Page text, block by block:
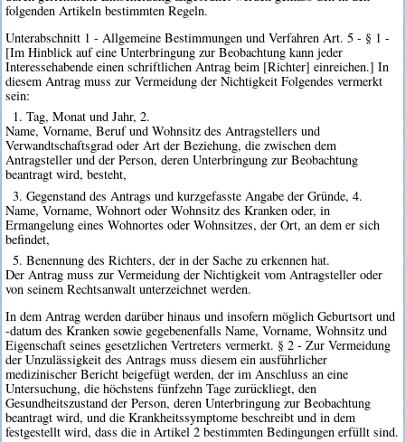
folgenden Artikeln bestimmten Regeln.
Unterabschnitt 1 - Allgemeine Bestimmungen und Verfahren Art. 5 - § 1 -
[Im Hinblick auf eine Unterbringung zur Beobachtung kann jeder
Interessehabende einen schriftlichen Antrag beim [Richter] einreichen.] In
diesem Antrag muss zur Vermeidung der Nichtigkeit Folgendes vermerkt
sein:
1. Tag, Monat und Jahr, 2.
Name, Vorname, Beruf und Wohnsitz des Antragstellers und
Verwandtschaftsgrad oder Art der Beziehung, die zwischen dem
Antragsteller und der Person, deren Unterbringung zur Beobachtung
beantragt wird, besteht,
3. Gegenstand des Antrags und kurzgefasste Angabe der Gründe, 4.
Name, Vorname, Wohnort oder Wohnsitz des Kranken oder, in
Ermangelung eines Wohnortes oder Wohnsitzes, der Ort, an dem er sich
befindet,
5. Benennung des Richters, der in der Sache zu erkennen hat.
Der Antrag muss zur Vermeidung der Nichtigkeit vom Antragsteller oder
von seinem Rechtsanwalt unterzeichnet werden.
In dem Antrag werden darüber hinaus und insofern möglich Geburtsort und
-datum des Kranken sowie gegebenenfalls Name, Vorname, Wohnsitz und
Eigenschaft seines gesetzlichen Vertreters vermerkt. § 2 - Zur Vermeidung
der Unzulässigkeit des Antrags muss diesem ein ausführlicher
medizinischer Bericht beigefügt werden, der im Anschluss an eine
Untersuchung, die höchstens fünfzehn Tage zurückliegt, den
Gesundheitszustand der Person, deren Unterbringung zur Beobachtung
beantragt wird, und die Krankheitssymptome beschreibt und in dem
festgestellt wird, dass die in Artikel 2 bestimmten Bedingungen erfüllt sind.